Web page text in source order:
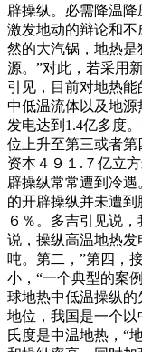
辟操纵。必需降温
激发地动的辩论和不
然的大汽锅，地热
源。”对此，若采用
引见，目前对地热
中低温流体以及地
发电达到1.4亿多度
位上升至第三或者
资本４９１.７亿立
辟操纵常常遭到冷
的开辟操纵并未遭
６％。多吉引见说
说，操纵高温地热
吨。第二，”第四，
小，“一个典型的案
球地热中低温操纵
地位，我国是一个以
氏度是中温地热，“